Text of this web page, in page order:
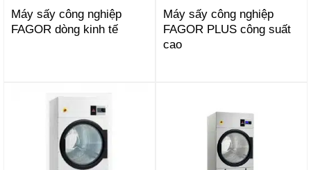
Máy sấy công nghiệp
FAGOR dòng kinh tế
Máy sấy công nghiệp
FAGOR PLUS công suất
cao